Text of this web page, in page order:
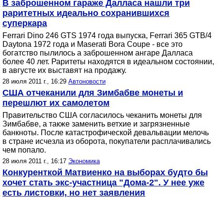
В заброшенном гараже Далласа нашли три
раритетных идеально сохранившихся
суперкара
Ferrari Dino 246 GTS 1974 года выпуска, Ferrari 365 GTB/4
Daytona 1972 года и Maserati Bora Coupe - все это
богатство пылилось а заброшенном ангаре Далласа
более 40 лет. Раритеты находятся в идеальном состоянии,
в августе их выставят на продажу.
28 июля 2011 г., 16:29 Автоновости
США отчеканили для Зимбабве монеты и
перешлют их самолетом
Правительство США согласилось чеканить монеты для
Зимбабве, а также заменить ветхие и загрязненные
банкноты. После катастрофической девальвации мелочь
в стране исчезла из оборота, покупатели расплачивались
чем попало.
28 июля 2011 г., 16:17 Экономика
Конкуренткой Матвиенко на выборах будто бы
хочет стать экс-участница "Дома-2". У нее уже
есть листовки, но нет заявления